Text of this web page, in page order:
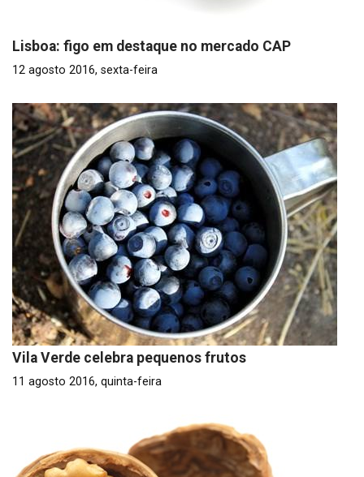
Lisboa: figo em destaque no mercado CAP
12 agosto 2016, sexta-feira
Vila Verde celebra pequenos frutos
11 agosto 2016, quinta-feira